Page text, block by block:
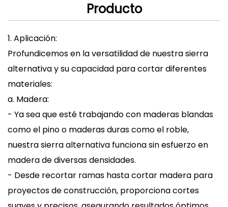
Producto
1. Aplicación:
Profundicemos en la versatilidad de nuestra sierra
alternativa y su capacidad para cortar diferentes
materiales:
a. Madera:
- Ya sea que esté trabajando con maderas blandas
como el pino o maderas duras como el roble,
nuestra sierra alternativa funciona sin esfuerzo en
madera de diversas densidades.
- Desde recortar ramas hasta cortar madera para
proyectos de construcción, proporciona cortes